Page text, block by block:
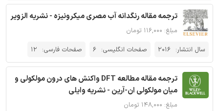
ترجمه مقاله رنگدانه آب مصری میکرونیزه - نشریه الزویر
مبلغ: ۱۱۶,۰۰۰ تومان
سال انتشار: 2016 صفحات انگلیسی: 6 صفحات فارسی: 12
ترجمه مقاله مطالعه DFT واکنش های درون مولکولی و
میان مولکولی ان-آرین - نشریه وایلی
مبلغ: ۱۴۸,۰۰۰ تومان